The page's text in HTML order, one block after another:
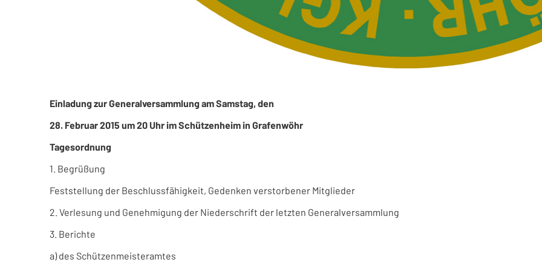
Einladung zur Generalversammlung am Samstag, den
28. Februar 2015 um 20 Uhr im Schützenheim in Grafenwöhr
Tagesordnung
1. Begrüßung
Feststellung der Beschlussfähigkeit, Gedenken verstorbener Mitglieder
2. Verlesung und Genehmigung der Niederschrift der letzten Generalversammlung
3. Berichte
a) des Schützenmeisteramtes